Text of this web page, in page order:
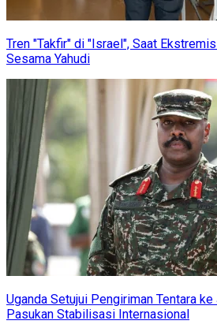
Tren "Takfir" di "Israel", Saat
Sesama Yahudi
Uganda Setujui Pengiriman Tentara
Pasukan Stabilisasi Internasional